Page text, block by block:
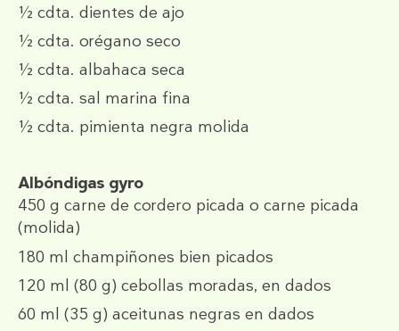
½ cdta. dientes de ajo
½ cdta. orégano seco
½ cdta. albahaca seca
½ cdta. sal marina fina
½ cdta. pimienta negra molida
Albóndigas gyro
450 g carne de cordero picada o carne picada
(molida)
180 ml champiñones bien picados
120 ml (80 g) cebollas moradas, en dados
60 ml (35 g) aceitunas negras en dados